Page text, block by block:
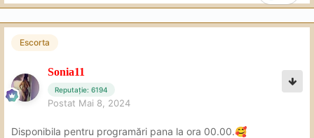
Escorta
Sonia11
Reputație: 6194
Postat Mai 8, 2024
Disponibila pentru programări pana la ora 00.00.🥰